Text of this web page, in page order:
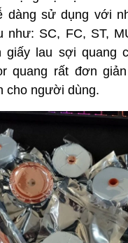
dàng sử dụng với
như: SC, FC, ST,
giấy lau sợi quang
quang rất đơn
cho người dùng.